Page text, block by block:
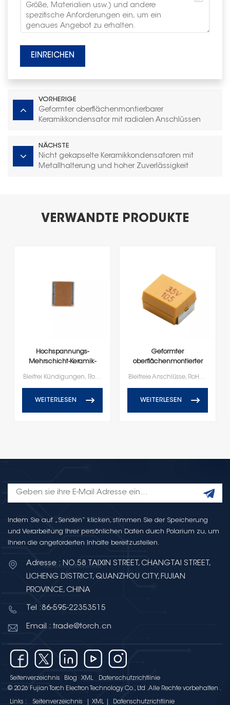
EINREICHEN
VORHERIGE
Geformter oberflächenmontierbarer
Keramikkondensator mit radialen Anschlüssen
NÄCHSTE
Nicht gekapselte Keramikkondensatoren mit
Metallhalterung und hoher Zuverlässigkeit
VERWANDTE PRODUKTE
Hochspannungs-
Mehrschicht-Keramik-
Bleifrei Kündigungen, RoHS und Reach-konform
WEITERLESEN
Geformter
oberflächenmontierter
Bleifreie Anschlüsse, RoHS- und Reach-konform
WEITERLESEN
Indem Sie auf „Senden“ klicken, stimmen Sie der Speicherung
und Verarbeitung Ihrer persönlichen Daten durch Polarium zu, um
Ihnen die angeforderten Inhalte bereitzustellen.
Adresse : NO.58 TAIXIN STREET, CHANGTAI STREET,
LICHENG DISTRICT, QUANZHOU CITY, FUJIAN
PROVINCE, CHINA
Tel :86-595-22353515
Email : trade@torch.cn
Seitenverzeichnis Blog XML
Datenschutzrichtlinie
© 2026 Fujian Torch Electron Technology Co., Ltd .Alle Rechte vorbehalten .
Links : Seitenverzeichnis XML Datenschutzrichtlinie